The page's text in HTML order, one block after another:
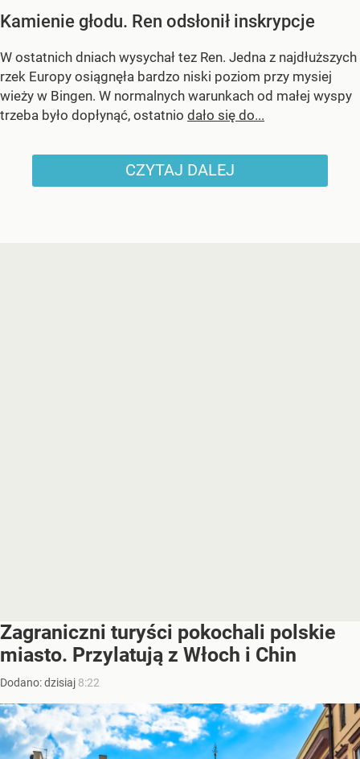
Kamienie głodu. Ren odsłonił inskrypcje
W ostatnich dniach wysychał tez Ren. Jedna z najdłuższych
rzek Europy osiągnęła bardzo niski poziom przy mysiej
wieży w Bingen. W normalnych warunkach od małej wyspy
trzeba było dopłynąć, ostatnio dało się do...
CZYTAJ DALEJ
Zagraniczni turyści pokochali polskie
miasto. Przylatują z Włoch i Chin
Dodano:dzisiaj 8:22